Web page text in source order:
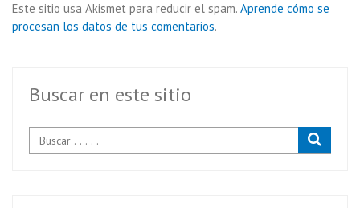
Este sitio usa Akismet para reducir el spam. Aprende cómo se
procesan los datos de tus comentarios.
Buscar en este sitio